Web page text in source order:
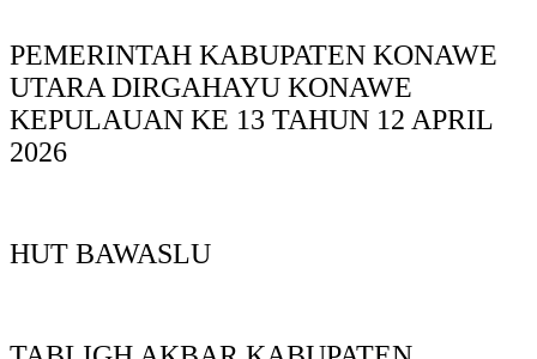
PEMERINTAH KABUPATEN KONAWE
UTARA DIRGAHAYU KONAWE
KEPULAUAN KE 13 TAHUN 12 APRIL
2026
HUT BAWASLU